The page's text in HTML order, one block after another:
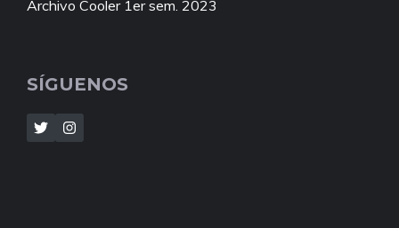
Archivo Cooler 1er sem. 2023
SÍGUENOS